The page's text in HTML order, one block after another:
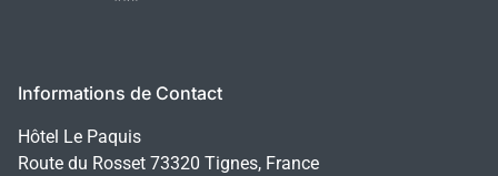
Informations de Contact
Hôtel Le Paquis
Route du Rosset 73320 Tignes, France